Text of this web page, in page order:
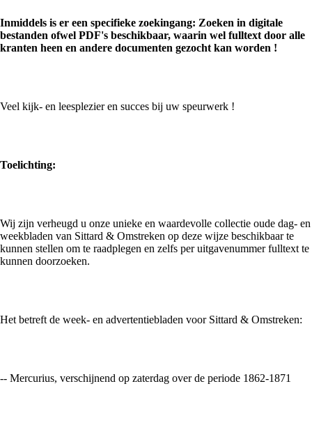
Inmiddels is er een specifieke zoekingang: Zoeken in digitale
bestanden ofwel PDF's beschikbaar, waarin wel fulltext door alle
kranten heen en andere documenten gezocht kan worden !
Veel kijk- en leesplezier en succes bij uw speurwerk !
Toelichting:
Wij zijn verheugd u onze unieke en waardevolle collectie oude dag- en
weekbladen van Sittard & Omstreken op deze wijze beschikbaar te
kunnen stellen om te raadplegen en zelfs per uitgavenummer fulltext te
kunnen doorzoeken.
Het betreft de week- en advertentiebladen voor Sittard & Omstreken:
-- Mercurius, verschijnend op zaterdag over de periode 1862-1871